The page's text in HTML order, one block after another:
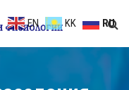
EN KK RU